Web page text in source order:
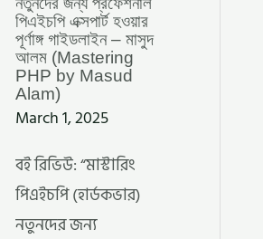
পিএইচপি এক্সপার্ট হওয়ার
পূর্ণাঙ্গ গাইডলাইন – মাসুদ
আলম (Mastering
PHP by Masud
Alam)
March 1, 2025
বই রিভিউ: “মাস্টারিং
পিএইচপি (হার্ডকভার)
নতুনদের জন্য